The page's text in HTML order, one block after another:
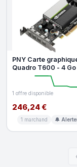
PNY Carte
Quadro T600 - 4 Go
Profil bas
1 offre disponible
246,24 €
1 marchand 🔔